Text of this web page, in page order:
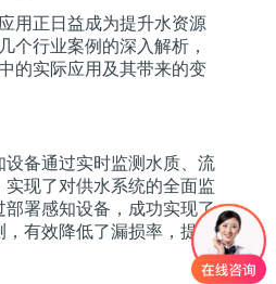
用正日益成为提升水资源
个行业案例的深入解析，
的实际应用及其带来的变
备通过实时监测水质、流
现了对供水系统的全面监
署感知设备，成功实现了
，有效降低了漏损率，提高